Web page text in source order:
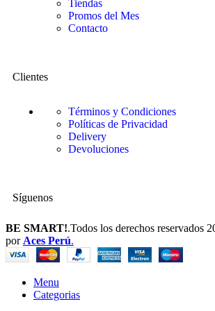
Tiendas
Promos del Mes
Contacto
Clientes
Términos y Condiciones
Políticas de Privacidad
Delivery
Devoluciones
Síguenos
BE SMART!.Todos los derechos reservados
por Aces Perú.
Menu
Categorias